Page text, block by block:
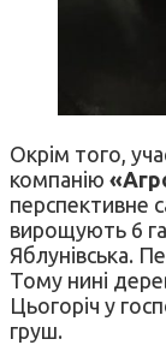
Окрім того,
компанію
перспективне
вирощують 6
Яблунівська.
Тому нині
Цьогоріч у
груш.